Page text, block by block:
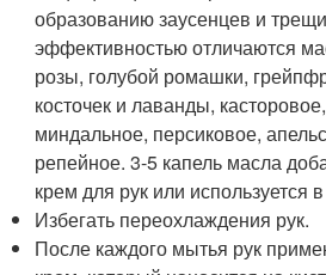
образованию заусенцев и
эффективностью отличаются
розы, голубой ромашки,
косточек и лаванды,
миндальное, персиковое,
репейное. 3-5 капель масла
крем для рук или используется
Избегать переохлаждения рук.
После каждого мытья рук